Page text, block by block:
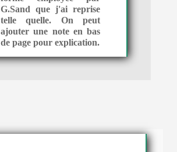
G.Sand que j'ai reprise
telle quelle. On peut
ajouter une note en bas
de page pour explication.